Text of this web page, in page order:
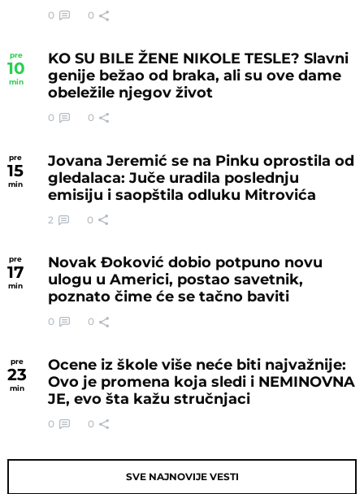
0 0
pre
10
min
KO SU BILE ŽENE NIKOLE TESLE? Slavni
genije bežao od braka, ali su ove dame
obeležile njegov život
0 0
pre
15
min
Jovana Jeremić se na Pinku oprostila od
gledalaca: Juče uradila poslednju
emisiju i saopštila odluku Mitrovića
2 0
pre
17
min
Novak Đoković dobio potpuno novu
ulogu u Americi, postao savetnik,
poznato čime će se tačno baviti
0 0
pre
23
min
Ocene iz škole više neće biti najvažnije:
Ovo je promena koja sledi i NEMINOVNA
JE, evo šta kažu stručnjaci
0 0
SVE NAJNOVIJE VESTI